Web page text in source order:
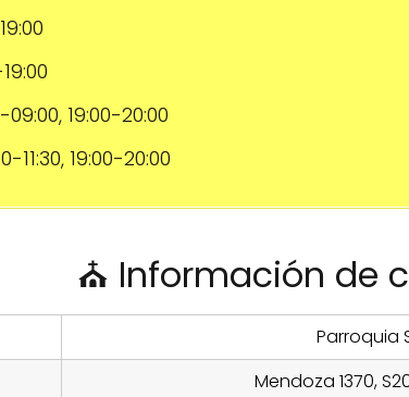
09:00, 19:00-20:00
11:30, 19:00-20:00
⛪ Información de
Parroquia
Mendoza 1370,